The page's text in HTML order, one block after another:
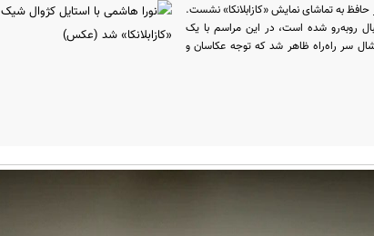
حافظ به تماشای نمایش «کازابلانکا» نشست.
روبه‌رو شده است، در این مراسم با یک
سر راه‌راه ظاهر شد که توجه عکاسان و